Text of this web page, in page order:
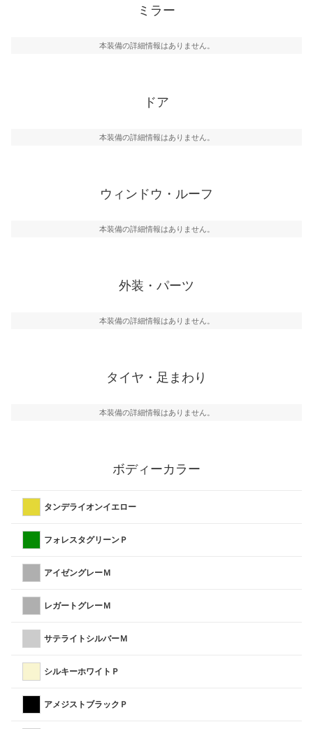
ミラー
本装備の詳細情報はありません。
ドア
本装備の詳細情報はありません。
ウィンドウ・ルーフ
本装備の詳細情報はありません。
外装・パーツ
本装備の詳細情報はありません。
タイヤ・足まわり
本装備の詳細情報はありません。
ボディーカラー
タンデライオンイエロー
フォレスタグリーンＰ
アイゼングレーＭ
レガートグレーＭ
サテライトシルバーＭ
シルキーホワイトＰ
アメジストブラックＰ